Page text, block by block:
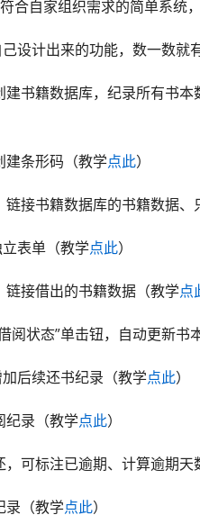
合自家组织需求的简单系统
设计出来的功能，数一数就有
书籍数据库，纪录所有书
条形码（教学点此）
接书籍数据库的书籍数据、
表单（教学点此）
接借出的书籍数据（教学点
阅状态”单击钮，自动更新书
后续还书纪录（教学点此）
录（教学点此）
可标注已逾期、计算逾期天
（教学点此）